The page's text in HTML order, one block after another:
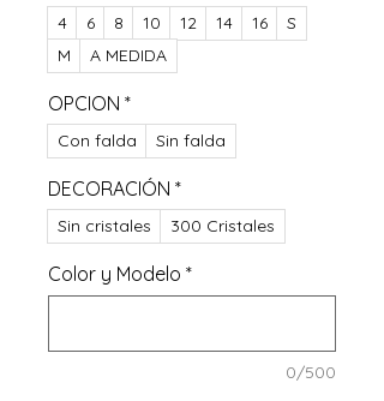
4 6 8 10 12 14 16
S
M
A MEDIDA
OPCION *
Con falda Sin falda
DECORACIÓN *
Sin cristales 300 Cristales
Color y Modelo *
0/500